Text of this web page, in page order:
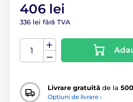
406 lei
336 lei fără TVA
Livrare gratuită de la
Opțiuni de livrare ›